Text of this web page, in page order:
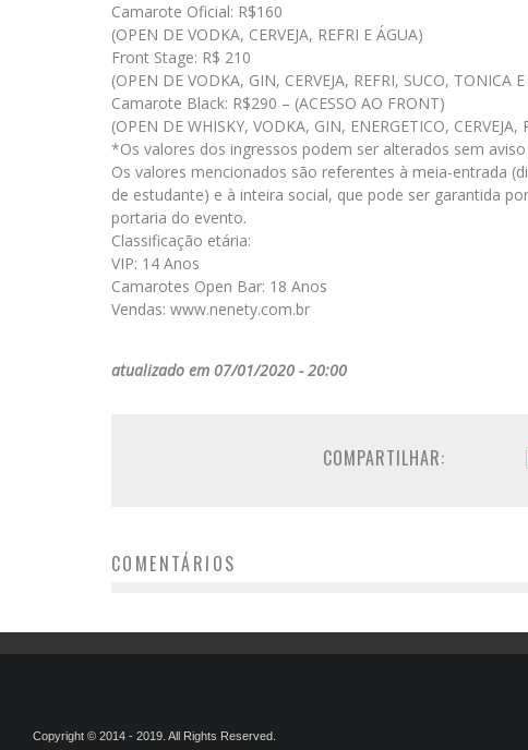
Camarote Oficial: R$160
(OPEN DE VODKA, CERVEJA, REFRI E ÁGUA)
Front Stage: R$ 210
(OPEN DE VODKA, GIN, CERVEJA, REFRI, SUCO, TONICA
Camarote Black: R$290 – (ACESSO AO FRONT)
(OPEN DE WHISKY, VODKA, GIN, ENERGETICO,
*Os valores dos ingressos podem ser alterados sem aviso
Os valores mencionados são referentes à meia-entrada
de estudante) e à inteira social, que pode ser garantida
portaria do evento.
Classificação etária:
VIP: 14 Anos
Camarotes Open Bar: 18 Anos
Vendas: www.nenety.com.br
atualizado em 07/01/2020 - 20:00
COMPARTILHAR:
COMENTÁRIOS
Copyright © 2014 - 2019. All Rights Reserved.